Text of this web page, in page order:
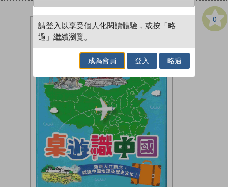
0
請登入以享受個人化閱讀體驗，或按「略
過」繼續瀏覽。
成為會員 登入 略過